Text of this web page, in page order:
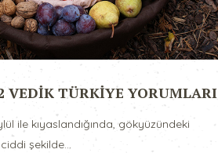
VEDİK TÜRKİYE YORUMLARI
ile kıyaslandığında, gökyüzündeki
şekilde...